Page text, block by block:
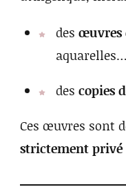
des œuvres
des copies
Ces œuvres sont
strictement privé